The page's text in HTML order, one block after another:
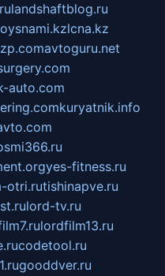
landshaftblog.ru
lcna.kz
avtoguru.net
auto.com
kuryatnik.info
smi366.ru
yes-fitness.ru
otri.rutishinapve.ru
lord-tv.ru
lordfilm13.ru
codetool.ru
gooddver.ru